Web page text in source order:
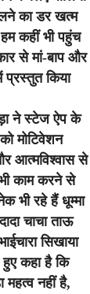
का डर खत्म
कहीं भी पहुंच
से मां-बाप और
प्रस्तुत किया
ने स्टेज ऐप के
मोटिवेशन
आत्मविश्वास से
काम करने से
भी रहे हैं धूम्मा
चाचा ताऊ
सिखाया
हुए कहा है कि
नहीं है,